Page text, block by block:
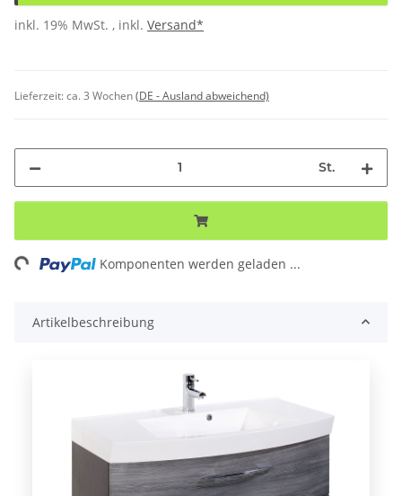
inkl. 19% MwSt. , inkl. Versand*
Lieferzeit:ca. 3 Wochen(DE - Ausland abweichend)
St.
Komponenten werden geladen ...
Artikelbeschreibung